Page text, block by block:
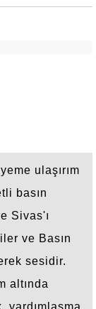
ulaşırım
basın
Sivas'ı
ve Basın
sesidir.
altında
yardımlaşma